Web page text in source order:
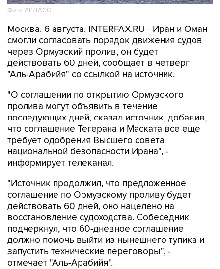
Фото: AP/ТАСС
Москва. 6 августа. INTERFAX.RU - Иран и Оман
смогли согласовать порядок движения судов
через Ормузский пролив, он будет
действовать 60 дней, сообщает в четверг
"Аль-Арабийя" со ссылкой на источник.
"О соглашении по открытию Ормузского
пролива могут объявить в течение
последующих дней, сказал источник, добавив,
что соглашение Тегерана и Маската все еще
требует одобрения Высшего совета
национальной безопасности Ирана", -
информирует телеканал.
"Источник продолжил, что предложенное
соглашение по Ормузскому проливу будет
действовать 60 дней, оно нацелено на
восстановление судоходства. Собеседник
подчеркнул, что 60-дневное соглашение
должно помочь выйти из нынешнего тупика и
запустить технические переговоры", -
отмечает "Аль-Арабийя".